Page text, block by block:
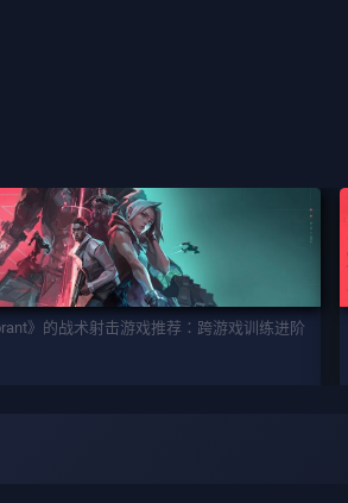
》的战术射击游戏推荐：跨游戏训练进阶